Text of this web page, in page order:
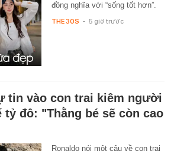
đồng nghĩa với “sống tốt hơn”.
THE 30S - 5 giờ trước
tin vào con trai kiêm người
tỷ đô: "Thằng bé sẽ còn cao
Ronaldo nói một câu về con trai